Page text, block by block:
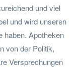
und viel
und wird unseren
haben. Apotheken
von der Politik,
Versprechungen